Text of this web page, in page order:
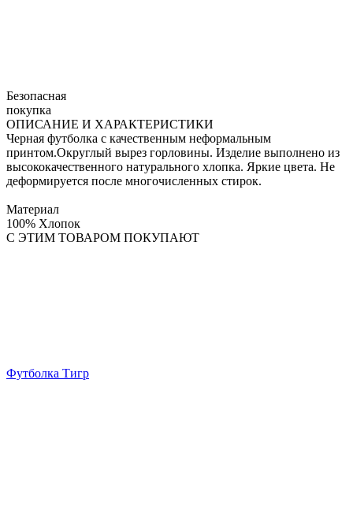
Безопасная
покупка
ОПИСАНИЕ И ХАРАКТЕРИСТИКИ
Черная футболка с качественным неформальным
принтом.Округлый вырез горловины. Изделие выполнено из
высококачественного натурального хлопка. Яркие цвета. Не
деформируется после многочисленных стирок.
Материал
100% Хлопок
С ЭТИМ ТОВАРОМ ПОКУПАЮТ
Футболка Тигр